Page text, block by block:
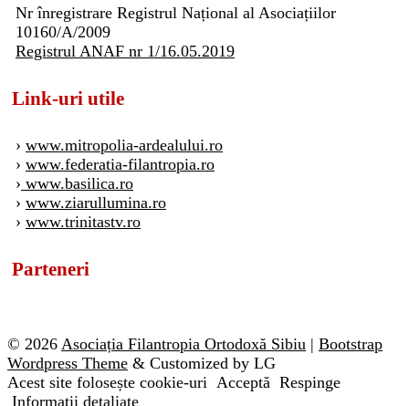
Nr înregistrare Registrul Național al Asociațiilor
10160/A/2009
Registrul ANAF nr 1/16.05.2019
Link-uri utile
› www.mitropolia-ardealului.ro
› www.federatia-filantropia.ro
› www.basilica.ro
› www.ziarullumina.ro
› www.trinitastv.ro
Parteneri
© 2026 Asociația Filantropia Ortodoxă Sibiu | Bootstrap
Wordpress Theme & Customized by LG
Acest site folosește cookie-uri Acceptă Respinge
Informații detaliate